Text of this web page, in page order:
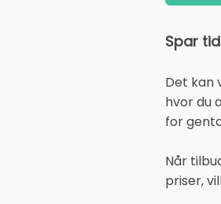
Spar
Det kan
hvor du
for
Når
priser,